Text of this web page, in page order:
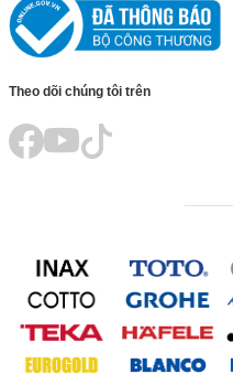
Theo dõi chúng tôi trên